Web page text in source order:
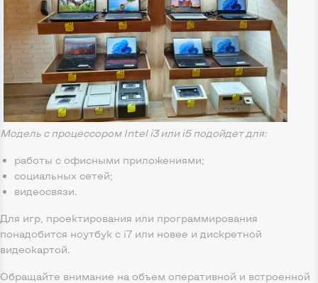
Модель с процессором Intel i3 или i5 подойдет для:
работы с офисными приложениями;
социальных сетей;
видеосвязи.
Для игр, проектирования или программирования
понадобится ноутбук с i7 или новее и дискретной
видеокартой.
Обращайте внимание на объем оперативной и встроенной